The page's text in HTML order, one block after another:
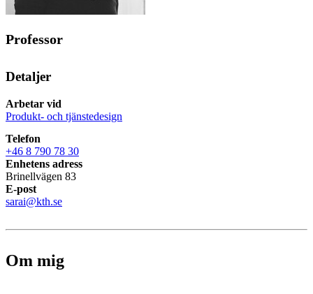
Professor
Detaljer
Arbetar vid
Produkt- och tjänstedesign
Telefon
+46 8 790 78 30
Enhetens adress
Brinellvägen 83
E-post
sarai@kth.se
Om mig